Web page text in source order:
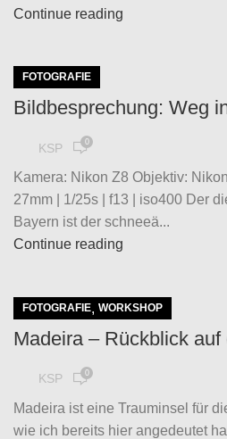
Continue reading
FOTOGRAFIE
Bildbesprechung: Weg
KSP 0
Kamera: Nikon Z8 Objektiv:
27mm | 1/25s | f13 | iso400 Der
Bayern ist der schneeä...
Continue reading
FOTOGRAFIE, WORKSHOP
Madeira – Rückblick
KSP 0
Madeira ist eine Trauminsel für
wie ich bereits hier angedeutet